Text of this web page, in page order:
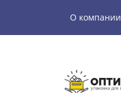
О компании